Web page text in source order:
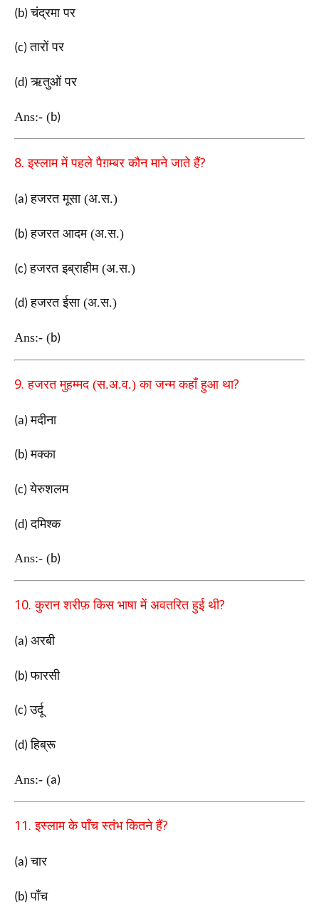
(b)चंद्रमा पर
(c)तारों पर
(d)ऋतुओं पर
Ans:- (b)
8.इस्लाम में पहले पैग़म्बर कौन माने जाते हैं?
(a)हजरत मूसा (अ.स.)
(b)हजरत आदम (अ.स.)
(c)हजरत इब्राहीम (अ.स.)
(d)हजरत ईसा (अ.स.)
Ans:- (b)
9.हजरत मुहम्मद (स.अ.व.) का जन्म कहाँ हुआ था?
(a)मदीना
(b)मक्का
(c)येरुशलम
(d)दमिश्क
Ans:- (b)
10.कुरान शरीफ़ किस भाषा में अवतरित हुई थी?
(a) अरबी
(b)फारसी
(c)उर्दू
(d)हिब्रू
Ans:- (a)
11.इस्लाम के पाँच स्तंभ कितने हैं?
(a)चार
(b)पाँच